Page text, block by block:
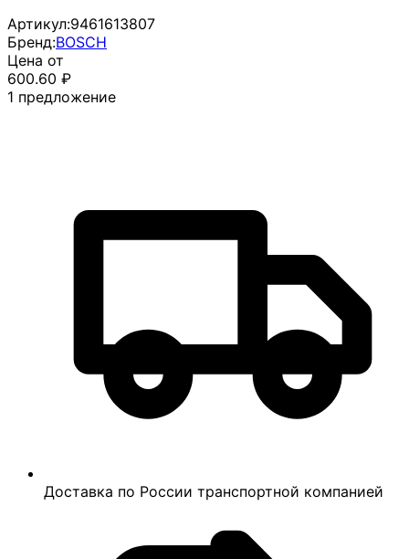
Артикул:9461613807
Бренд:BOSCH
Цена от
600.60 ₽
1 предложение
Доставка по России транспортной компанией